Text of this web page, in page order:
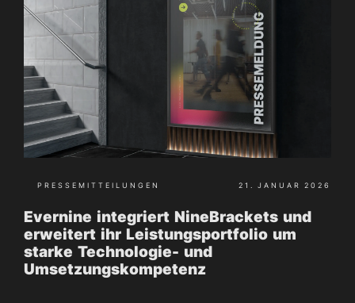
Evernine integriert NineBrackets und
erweitert ihr Leistungsportfolio um
starke Technologie- und
Umsetzungskompetenz
PRESSEMITTEILUNGEN 21. JANUAR 2026